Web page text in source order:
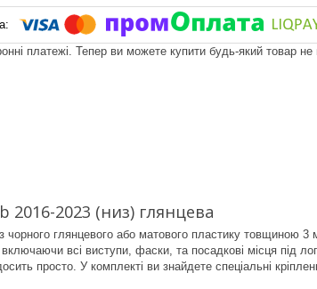
платежі. Тепер ви можете купити будь-який товар
2016-2023 (низ) глянцева
глянцевого або матового пластику товщиною 3
всі виступи, фаски, та посадкові місця під
просто. У комплекті ви знайдете спеціальні